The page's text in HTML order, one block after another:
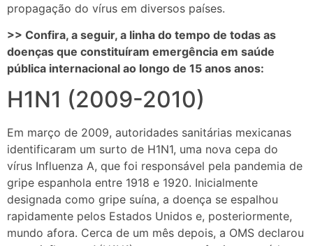
propagação do vírus em diversos países.
>> Confira, a seguir, a linha do tempo de todas as
doenças que constituíram emergência em saúde
pública internacional ao longo de 15 anos anos:
H1N1 (2009-2010)
Em março de 2009, autoridades sanitárias mexicanas
identificaram um surto de H1N1, uma nova cepa do
vírus Influenza A, que foi responsável pela pandemia de
gripe espanhola entre 1918 e 1920. Inicialmente
designada como gripe suína, a doença se espalhou
rapidamente pelos Estados Unidos e, posteriormente,
mundo afora. Cerca de um mês depois, a OMS declarou